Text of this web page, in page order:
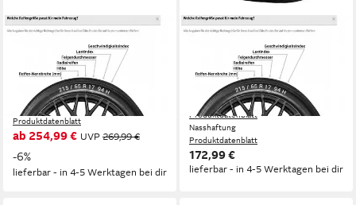
CONTINENTAL
Ganzjahresreifen
VANCONTACT AS ULTRA
Kraftstoffeffizienz
Produktdatenblatt
Nasshaftung
Produktdatenblatt
ab 254,99 € UVP 269,99 €
-6%
lieferbar - in 4-5 Werktagen bei dir
UNIROYAL
Uniroyal Ganzjahresreifen
UNIROYAL, ALLSEASON
Kraftstoffeffizienz
Produktdatenblatt
Nasshaftung
Produktdatenblatt
172,99 €
lieferbar - in 4-5 Werktagen bei dir